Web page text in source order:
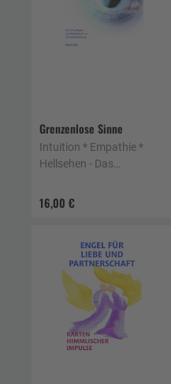
Grenzenlose Sinne
16,00 €
Intuition * Empathie *
Hellsehen - Das
Arbeitsbuch zur
Fernwahrnehmung